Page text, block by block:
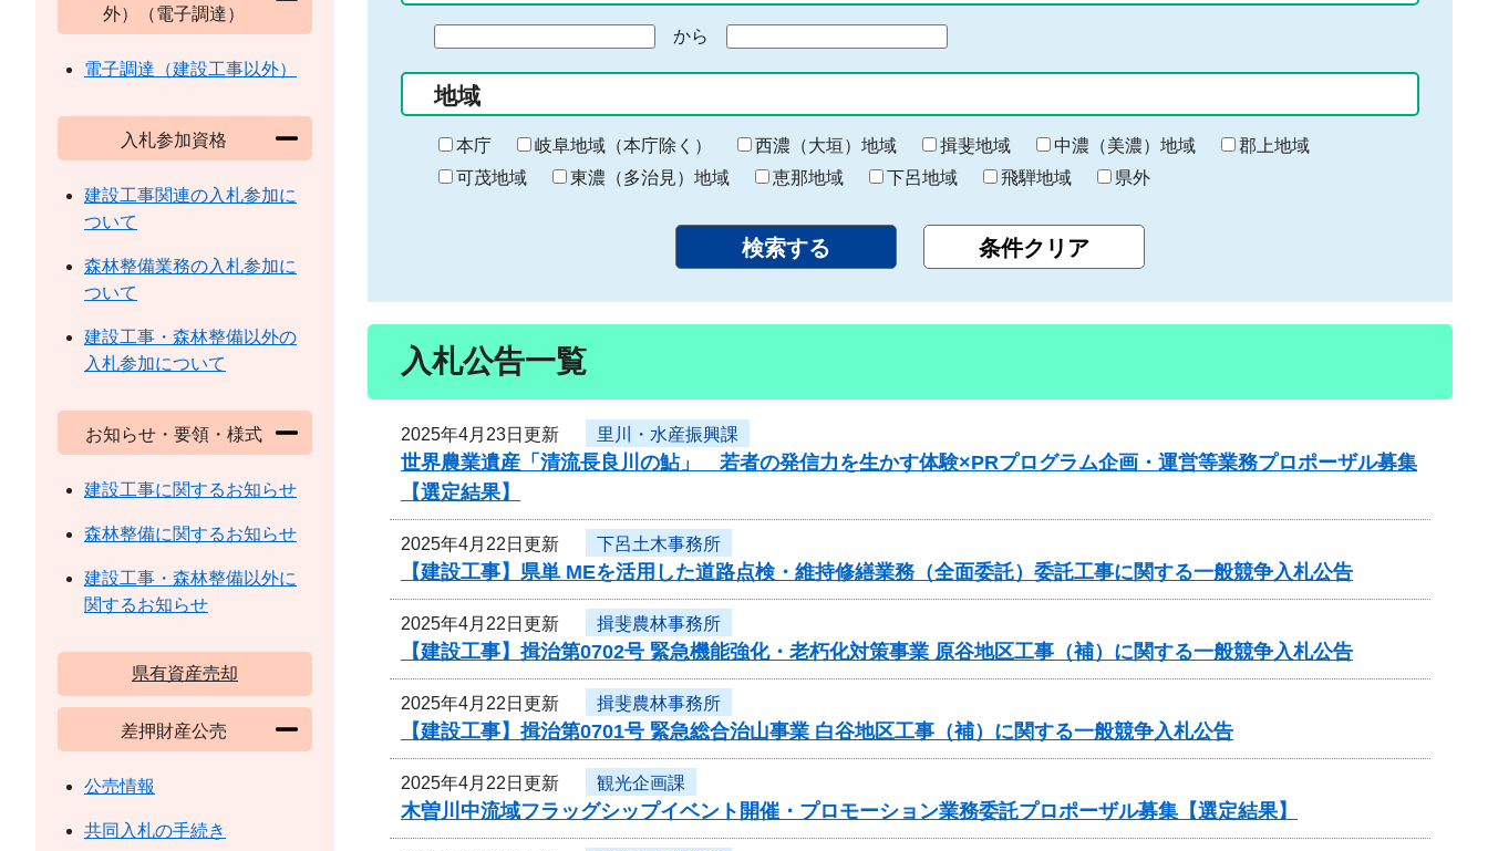
の
始
ま
り
から
終
わ
り
地域
本庁 岐阜地域（本庁除く） 西濃（大垣）地域 揖斐地域 中濃（美濃）地域
郡上地域
可茂地域
東濃（多治見）地域 恵那地域 下呂地域 飛騨地域 県外
入札公告一覧
2025年4月23日更新 里川・水産振興課
世界農業遺産「清流長良川の鮎」 若者の発信力を生かす体験×PRプログラム企画・運営等業務プロポーザル募集
【選定結果】
2025年4月22日更新 下呂土木事務所
【建設工事】県単 MEを活用した道路点検・維持修繕業務（全面委託）委託工事に関する一般競争入札公告
2025年4月22日更新 揖斐農林事務所
【建設工事】揖治第0702号 緊急機能強化・老朽化対策事業 原谷地区工事（補）に関する一般競争入札公告
2025年4月22日更新 揖斐農林事務所
【建設工事】揖治第0701号 緊急総合治山事業 白谷地区工事（補）に関する一般競争入札公告
2025年4月22日更新 観光企画課
木曽川中流域フラッグシップイベント開催・プロモーション業務委託プロポーザル募集【選定結果】
外）（電子調達）
電子調達（建設工事以外）
入札参加資格
建設工事関連の入札参加に
ついて
森林整備業務の入札参加に
ついて
建設工事・森林整備以外の
入札参加について
お知らせ・要領・様式
建設工事に関するお知らせ
森林整備に関するお知らせ
建設工事・森林整備以外に
関するお知らせ
県有資産売却
差押財産公売
公売情報
共同入札の手続き